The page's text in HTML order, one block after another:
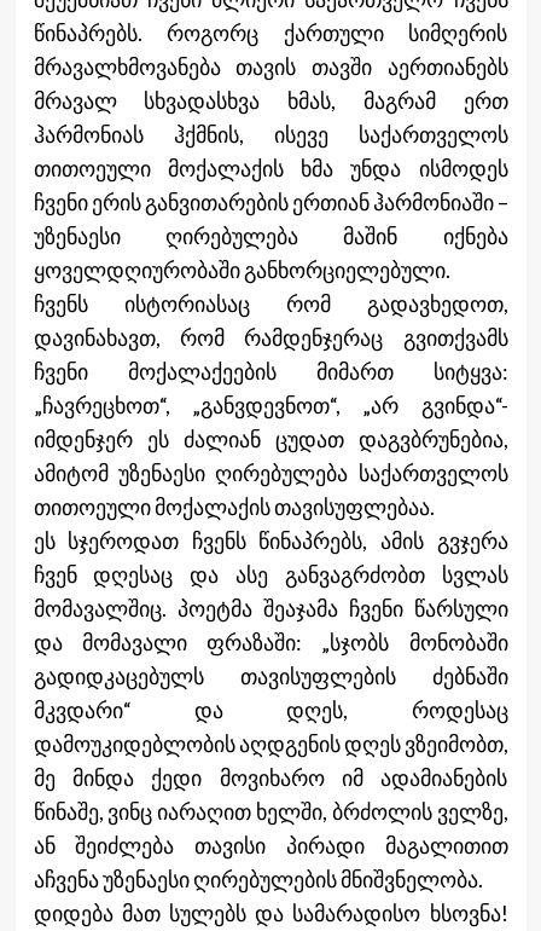
წინაპრებს. როგორც ქართული სიმღერის
მრავალხმოვანება თავის თავში აერთიანებს
მრავალ სხვადასხვა ხმას, მაგრამ ერთ
ჰარმონიას ჰქმნის, ისევე საქართველოს
თითოეული მოქალაქის ხმა უნდა ისმოდეს
ჩვენი ერის განვითარების ერთიან ჰარმონიაში –
უზენაესი ღირებულება მაშინ იქნება
ყოველდღიურობაში განხორციელებული.
ჩვენს ისტორიასაც რომ გადავხედოთ,
დავინახავთ, რომ რამდენჯერაც გვითქვამს
ჩვენი მოქალაქეების მიმართ სიტყვა:
„ჩავრეცხოთ“, „განვდევნოთ“, „არ გვინდა“-
იმდენჯერ ეს ძალიან ცუდათ დაგვბრუნებია,
ამიტომ უზენაესი ღირებულება საქართველოს
თითოეული მოქალაქის თავისუფლებაა.
ეს სჯეროდათ ჩვენს წინაპრებს, ამის გვჯერა
ჩვენ დღესაც და ასე განვაგრძობთ სვლას
მომავალშიც. პოეტმა შეაჯამა ჩვენი წარსული
და მომავალი ფრაზაში: „სჯობს მონობაში
გადიდკაცებულს თავისუფლების ძებნაში
მკვდარი“ და დღეს, როდესაც
დამოუკიდებლობის აღდგენის დღეს ვზეიმობთ,
მე მინდა ქედი მოვიხარო იმ ადამიანების
წინაშე, ვინც იარაღით ხელში, ბრძოლის ველზე,
ან შეიძლება თავისი პირადი მაგალითით
აჩვენა უზენაესი ღირებულების მნიშვნელობა.
დიდება მათ სულებს და სამარადისო ხსოვნა!